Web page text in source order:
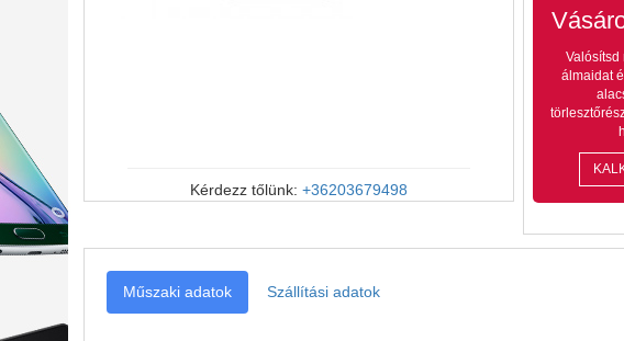
Kérdezz tőlünk: +36203679498
Valósítsd
álmaidat
Műszaki adatok Szállítási adatok